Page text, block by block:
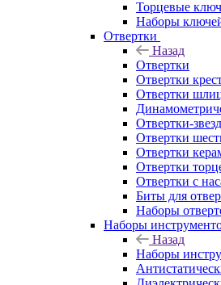
Торцевые
Наборы
Отвертки
Назад
Отвертки
Отвертки
Отвертки
Отвертки-
Отвертки
Отвертки
Отвертки
Отвертки с
Биты для
Наборы
Наборы
Назад
Наборы